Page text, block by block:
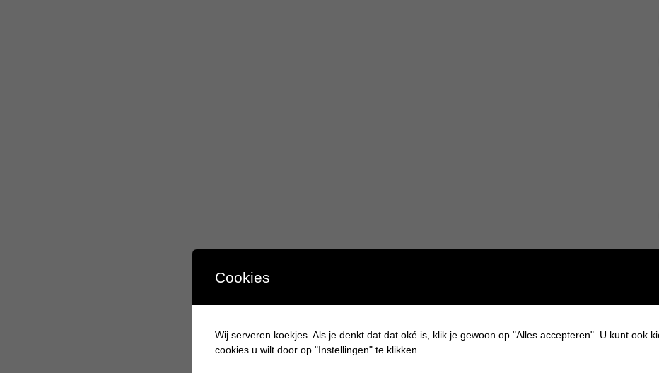
Cookies
Wij serveren koekjes. Als je denkt dat dat oké is, klik je gewoon op "Alles accepteren". U kunt ook
cookies u wilt door op "Instellingen" te klikken.